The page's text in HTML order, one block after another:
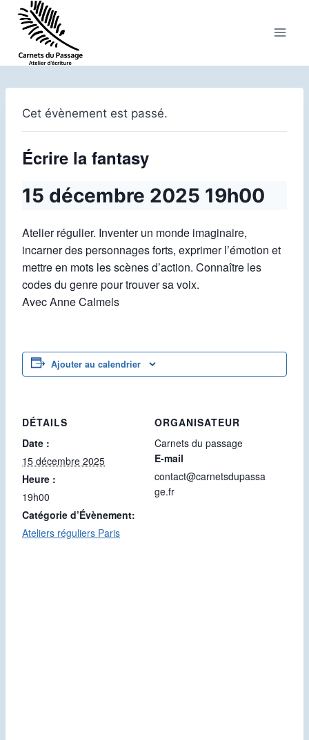
Aller
contenu
Cet évènement est passé.
Écrire la fantasy
15 décembre 2025 19h00
Atelier régulier. Inventer un monde imaginaire,
incarner des personnages forts, exprimer l’émotion et
mettre en mots les scènes d’action. Connaître les
codes du genre pour trouver sa voix.
Avec Anne Calmels
Ajouter au calendrier
DÉTAILS
Date :
15 décembre 2025
Heure :
19h00
Catégorie d’Évènement:
Ateliers réguliers Paris
ORGANISATEUR
Carnets du passage
E-mail
contact@carnetsdupassa
ge.fr